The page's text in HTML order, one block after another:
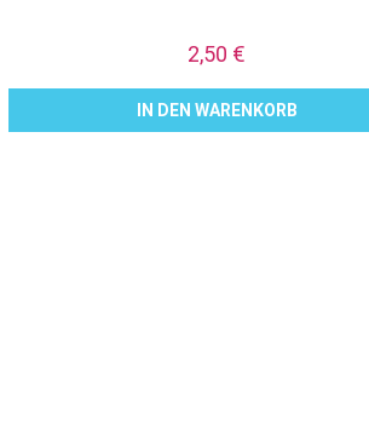
2,50 €
IN DEN WARENKORB